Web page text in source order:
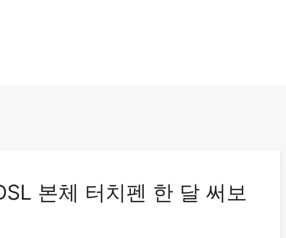
본체 터치펜 한 달 써보